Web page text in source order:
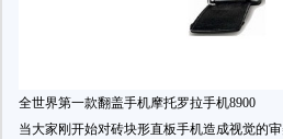
全世界第一款翻盖手机摩托罗拉手机8900
当大家刚开始对砖块形直板手机造成视觉的